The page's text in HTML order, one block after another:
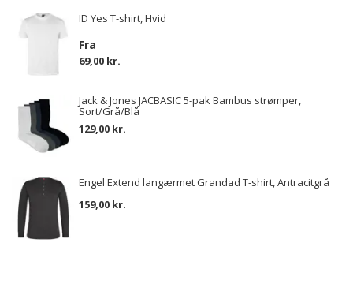
ID Yes T-shirt, Hvid
Fra
69,00 kr.
Jack & Jones JACBASIC 5-pak Bambus strømper,
Sort/Grå/Blå
129,00 kr.
Engel Extend langærmet Grandad T-shirt, Antracitgrå
159,00 kr.